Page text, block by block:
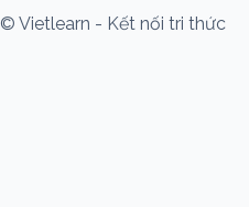
© Vietlearn - Kết nối tri thức